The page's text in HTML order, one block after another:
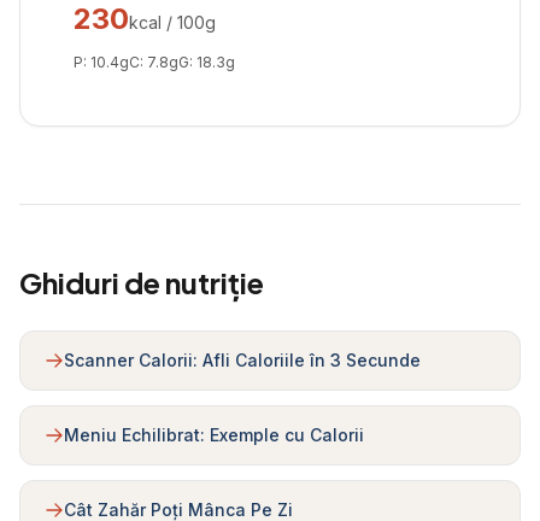
230kcal / 100g
P: 10.4gC: 7.8gG: 18.3g
Ghiduri de nutriție
Scanner Calorii: Afli Caloriile în 3 Secunde
Meniu Echilibrat: Exemple cu Calorii
Cât Zahăr Poți Mânca Pe Zi